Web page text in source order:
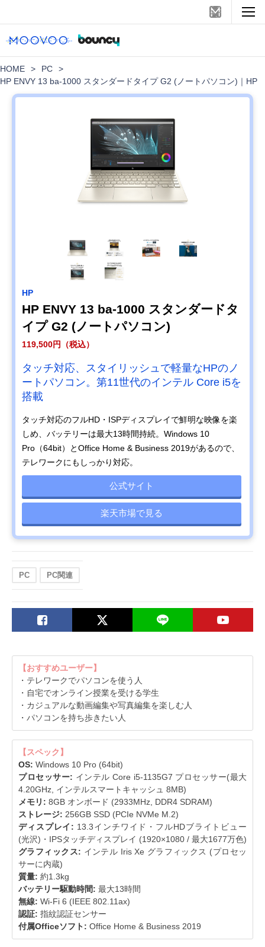
HOME > PC
>
HP ENVY 13 ba-1000 スタンダードタイプ G2 (ノートパソコン)｜HP
HP
HP ENVY 13 ba-1000 スタンダードタ
イプ G2 (ノートパソコン)
119,500円（税込）
タッチ対応、スタイリッシュで軽量なHPのノ
ートパソコン。第11世代のインテル Core i5を
搭載
タッチ対応のフルHD・ISPディスプレイで鮮明な映像を楽
しめ、バッテリーは最大13時間持続。Windows 10
Pro（64bit）とOffice Home & Business 2019があるので、
テレワークにもしっかり対応。
公式サイト
楽天市場で見る
PC PC関連
【おすすめユーザー】
・テレワークでパソコンを使う人
・自宅でオンライン授業を受ける学生
・カジュアルな動画編集や写真編集を楽しむ人
・パソコンを持ち歩きたい人
【スペック】
OS: Windows 10 Pro (64bit)
プロセッサー: インテル Core i5-1135G7 プロセッサー(最大
4.20GHz, インテルスマートキャッシュ 8MB)
メモリ: 8GB オンボード (2933MHz, DDR4 SDRAM)
ストレージ: 256GB SSD (PCIe NVMe M.2)
ディスプレイ: 13.3インチワイド・フルHDブライトビュー
(光沢)・IPSタッチディスプレイ (1920×1080 / 最大1677万色)
グラフィックス: インテル Iris Xe グラフィックス (プロセッ
サーに内蔵)
質量: 約1.3kg
バッテリー駆動時間: 最大13時間
無線: Wi-Fi 6 (IEEE 802.11ax)
認証: 指紋認証センサー
付属Officeソフト: Office Home & Business 2019